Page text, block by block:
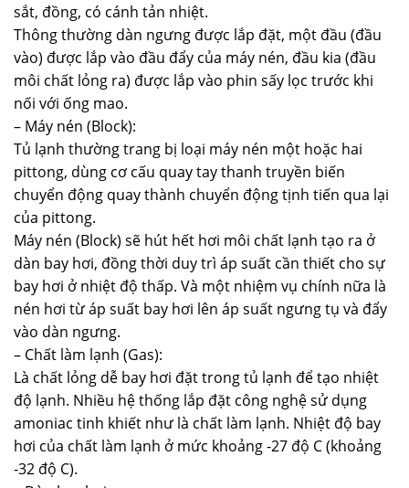
sắt, đồng, có cánh tản nhiệt.
Thông thường dàn ngưng được lắp đặt, một đầu (đầu
vào) được lắp vào đầu đẩy của máy nén, đầu kia (đầu
môi chất lỏng ra) được lắp vào phin sấy lọc trước khi
nối với ống mao.
– Máy nén (Block):
Tủ lạnh thường trang bị loại máy nén một hoặc hai
pittong, dùng cơ cấu quay tay thanh truyền biến
chuyển động quay thành chuyển động tịnh tiến qua lại
của pittong.
Máy nén (Block) sẽ hút hết hơi môi chất lạnh tạo ra ở
dàn bay hơi, đồng thời duy trì áp suất cần thiết cho sự
bay hơi ở nhiệt độ thấp. Và một nhiệm vụ chính nữa là
nén hơi từ áp suất bay hơi lên áp suất ngưng tụ và đẩy
vào dàn ngưng.
– Chất làm lạnh (Gas):
Là chất lỏng dễ bay hơi đặt trong tủ lạnh để tạo nhiệt
độ lạnh. Nhiều hệ thống lắp đặt công nghệ sử dụng
amoniac tinh khiết như là chất làm lạnh. Nhiệt độ bay
hơi của chất làm lạnh ở mức khoảng -27 độ C (khoảng
-32 độ C).